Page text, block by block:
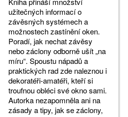
užitečných informací o
závěsných systémech a
možnostech zastínění oken.
Poradí, jak nechat závěsy
nebo záclony odborně ušít „na
míru“. Spoustu nápadů a
praktických rad zde naleznou i
dekoratéři-amatéři, kteří si
troufnou obléci své okno sami.
Autorka nezapomněla ani na
zásady a tipy, jak se záclony,